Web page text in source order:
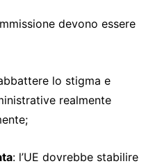
devono essere
lo stigma e
realmente
: l’UE dovrebbe stabilire